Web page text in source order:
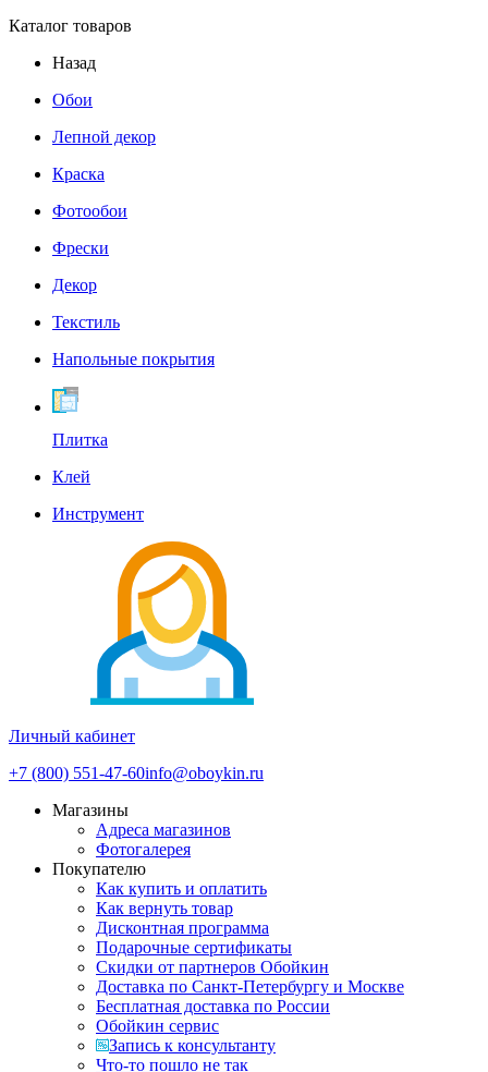
Каталог товаров
Назад
Обои
Лепной декор
Краска
Фотообои
Фрески
Декор
Текстиль
Напольные покрытия
Плитка
Клей
Инструмент
Личный кабинет
+7 (800) 551-47-60info@oboykin.ru
Магазины
Адреса магазинов
Фотогалерея
Покупателю
Как купить и оплатить
Как вернуть товар
Дисконтная программа
Подарочные сертификаты
Скидки от партнеров Обойкин
Доставка по Санкт-Петербургу и Москве
Бесплатная доставка по России
Обойкин сервис
Запись к консультанту
Что-то пошло не так